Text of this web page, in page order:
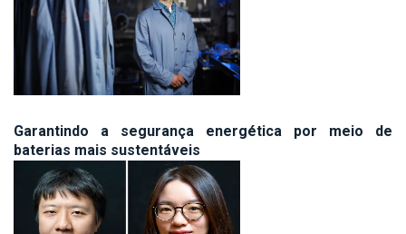
Garantindo a segurança energética por meio de
baterias mais sustentáveis